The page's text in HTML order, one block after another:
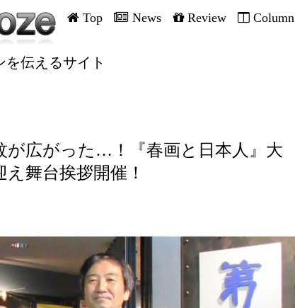
Top News Review Column
を伝えるサイト
が広がった…！『春画と日本人』大
舞台挨拶開催！